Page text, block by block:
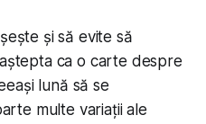
și să evite să
ca o carte despre
lună să se
multe variații ale